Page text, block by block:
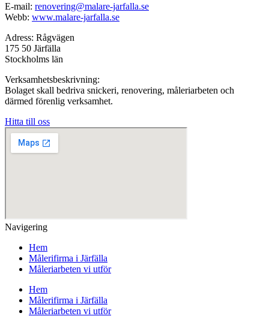
E-mail: renovering@malare-jarfalla.se
Webb: www.malare-jarfalla.se
Adress: Rågvägen
175 50 Järfälla
Stockholms län
Verksamhetsbeskrivning:
Bolaget skall bedriva snickeri, renovering, måleriarbeten och
därmed förenlig verksamhet.
Hitta till oss
Navigering
Hem
Målerifirma i Järfälla
Måleriarbeten vi utför
Hem
Målerifirma i Järfälla
Måleriarbeten vi utför